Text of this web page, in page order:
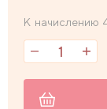
К начислению